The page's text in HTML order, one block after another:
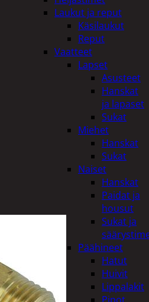
Laukut ja reput
Käsilaukut
Reput
Vaatteet
Lapset
Asusteet
Hanskat
ja lapaset
Sukat
Miehet
Hanskat
Sukat
Naiset
Hanskat
Paidat ja
housut
Sukat ja
Päähineet
Hatut
Huivit
Lippalakit